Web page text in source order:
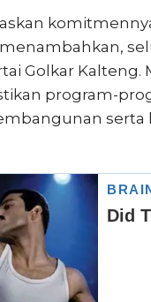
Golkar
program-
serta